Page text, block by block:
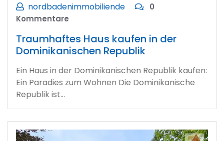
nordbadenimmobiliende
0
Kommentare
Traumhaftes Haus kaufen in der
Dominikanischen Republik
Ein Haus in der Dominikanischen Republik kaufen:
Ein Paradies zum Wohnen Die Dominikanische
Republik ist…